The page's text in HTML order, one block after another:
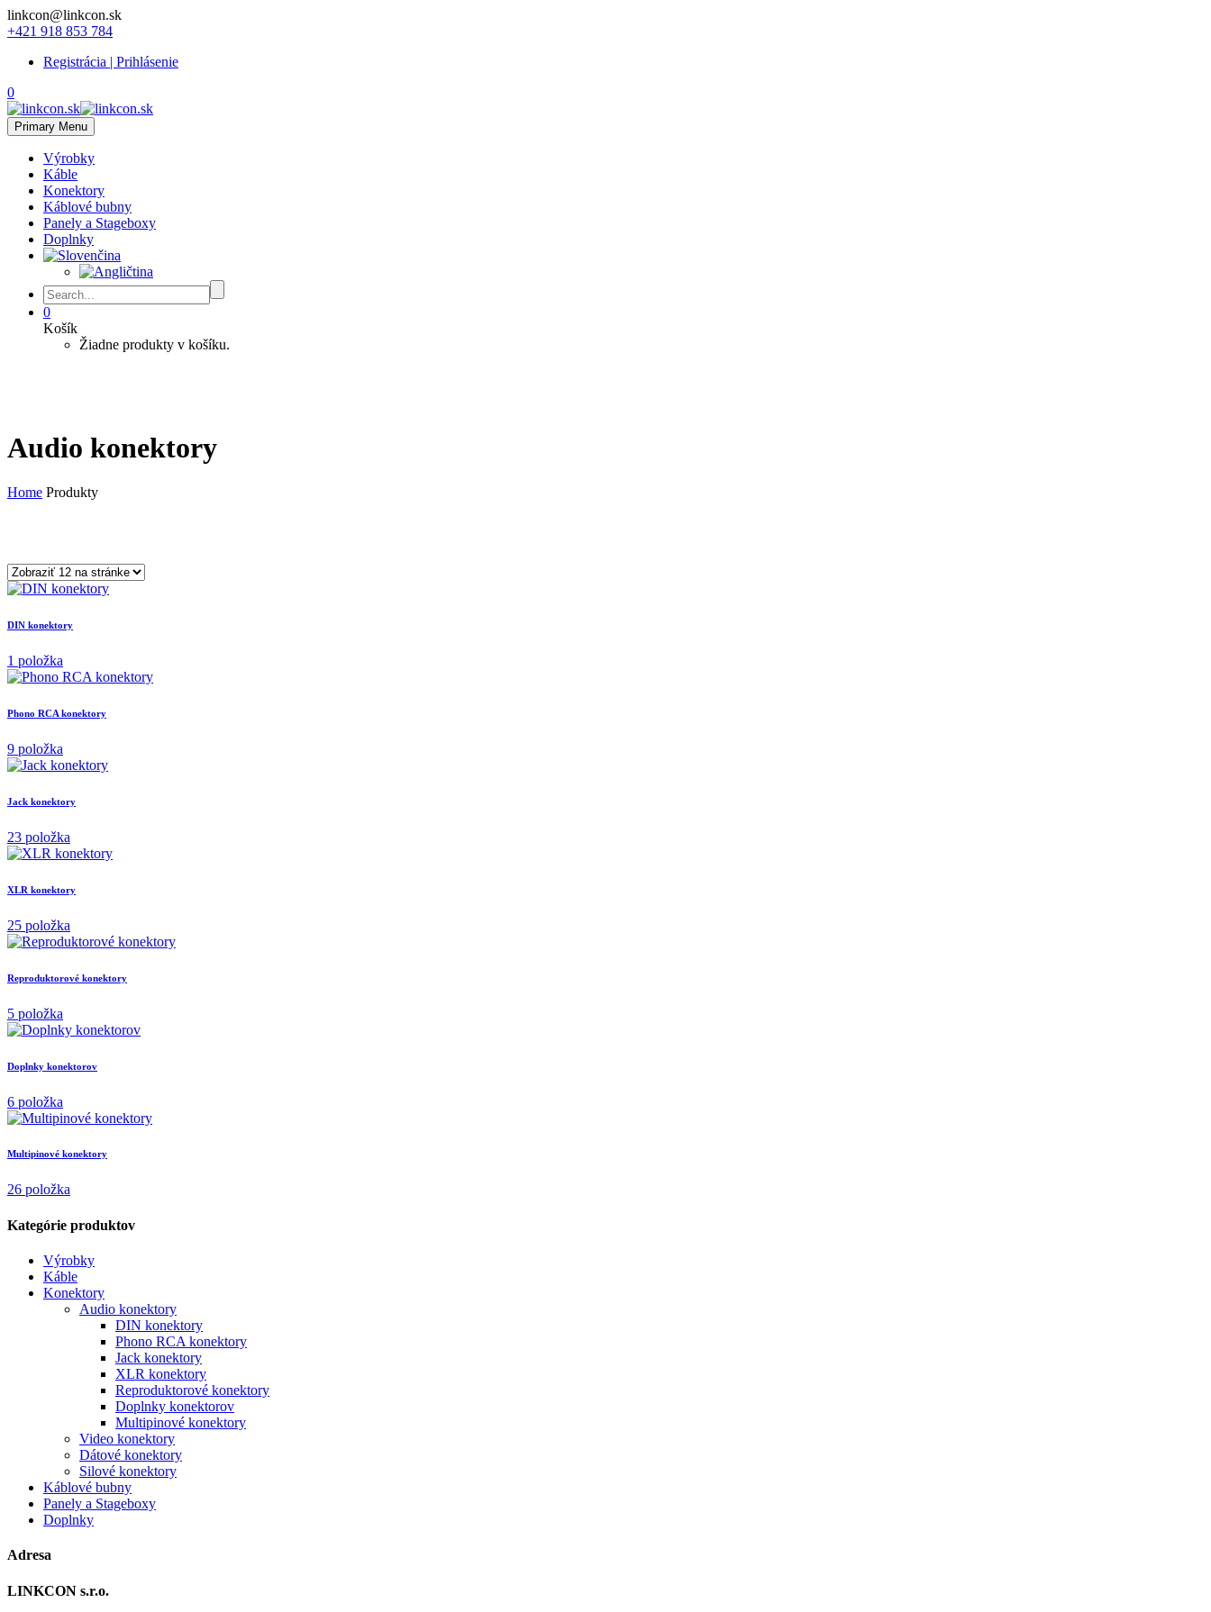
linkcon@linkcon.sk
+421 918 853 784
Registrácia | Prihlásenie
0
Primary Menu
Výrobky
Káble
Konektory
Káblové bubny
Panely a Stageboxy
Doplnky
0
Košík
Žiadne produkty v košíku.
Audio konektory
Home Produkty
DIN konektory
1 položka
Phono RCA konektory
9 položka
Jack konektory
23 položka
XLR konektory
25 položka
Reproduktorové konektory
5 položka
Doplnky konektorov
6 položka
Multipinové konektory
26 položka
Kategórie produktov
Výrobky
Káble
Konektory
Audio konektory
DIN konektory
Phono RCA konektory
Jack konektory
XLR konektory
Reproduktorové konektory
Doplnky konektorov
Multipinové konektory
Video konektory
Dátové konektory
Silové konektory
Káblové bubny
Panely a Stageboxy
Doplnky
Adresa
LINKCON s.r.o.